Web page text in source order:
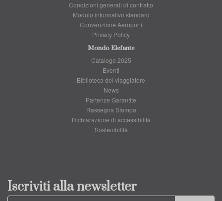
Condizioni generali di contratto
Modulo informativo standard
Convenzione Aeroporti
Privacy Policy
Mondo Elefante
Catalogo 2025
Eventi
Biblioteca del viaggiatore
News
Partenze Garantite
Rassegna Stampa
Dichiarazione di accessibilità
Sostenibilità
Iscriviti alla newsletter